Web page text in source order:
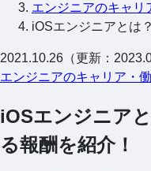
エンジニアのキャリ
iOSエンジニアとは
2021.10.26（更新：
エンジニアのキャリア・
iOSエンジニア
る報酬を紹介！